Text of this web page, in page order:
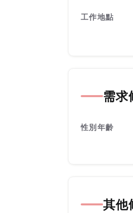
工作地點
需求
性別年齡
其他